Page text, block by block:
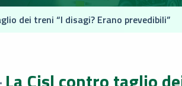
dei treni “I disagi? Erano prevedibili”